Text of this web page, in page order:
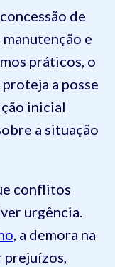
de
manutenção e
práticos, o
a posse
inicial
a situação
conflitos
urgência.
, a demora na
prejuízos,